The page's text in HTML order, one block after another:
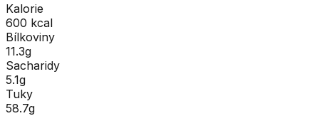
Kalorie
600 kcal
Bílkoviny
11.3g
Sacharidy
5.1g
Tuky
58.7g